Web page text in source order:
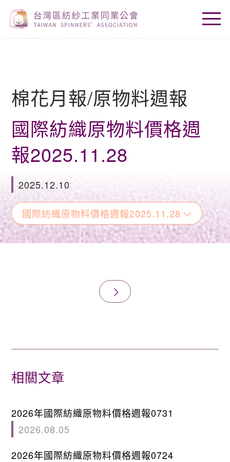
棉花月報/原物料週報
國際紡織原物料價格週
報2025.11.28
2025.12.10
國際紡織原物料價格週報2025.11.28
相關文章
2026年國際紡織原物料價格週報0731
2026.08.05
2026年國際紡織原物料價格週報0724